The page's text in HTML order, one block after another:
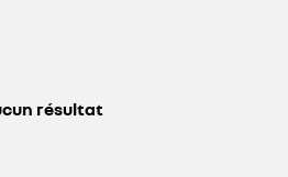
résultat